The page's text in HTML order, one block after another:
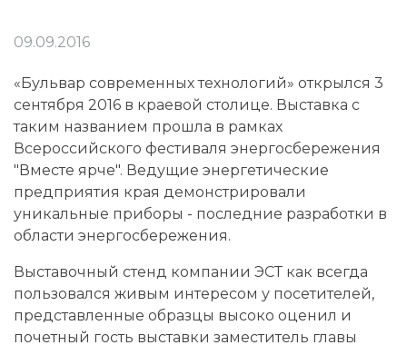
09.09.2016
«Бульвар современных технологий» открылся 3
сентября 2016 в краевой столице. Выставка с
таким названием прошла в рамках
Всероссийского фестиваля энергосбережения
"Вместе ярче". Ведущие энергетические
предприятия края демонстрировали
уникальные приборы - последние разработки в
области энергосбережения.
Выставочный стенд компании ЭСТ как всегда
пользовался живым интересом у посетителей,
представленные образцы высоко оценил и
почетный гость выставки заместитель главы